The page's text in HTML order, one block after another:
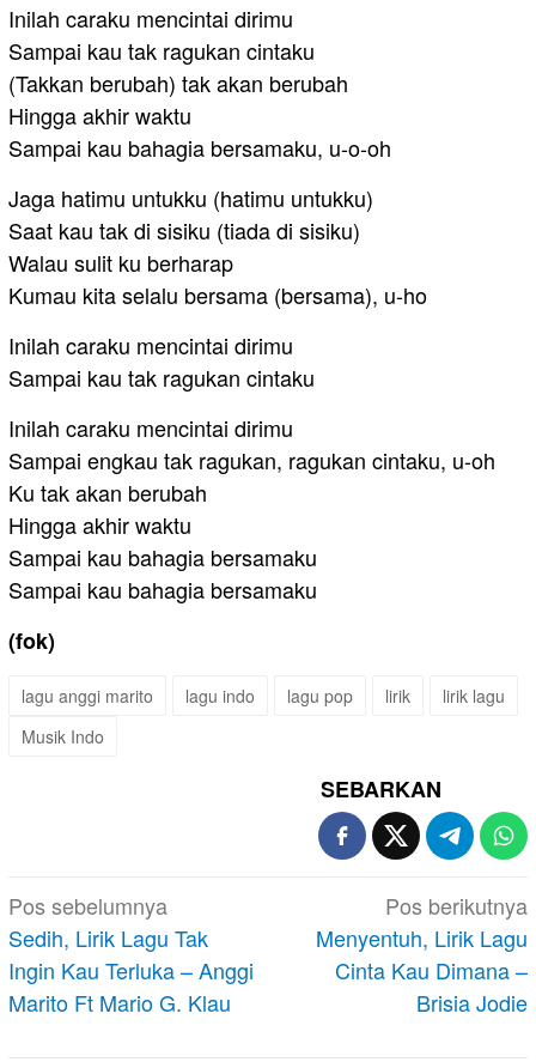
Inilah caraku mencintai dirimu
Sampai kau tak ragukan cintaku
(Takkan berubah) tak akan berubah
Hingga akhir waktu
Sampai kau bahagia bersamaku, u-o-oh
Jaga hatimu untukku (hatimu untukku)
Saat kau tak di sisiku (tiada di sisiku)
Walau sulit ku berharap
Kumau kita selalu bersama (bersama), u-ho
Inilah caraku mencintai dirimu
Sampai kau tak ragukan cintaku
Inilah caraku mencintai dirimu
Sampai engkau tak ragukan, ragukan cintaku, u-oh
Ku tak akan berubah
Hingga akhir waktu
Sampai kau bahagia bersamaku
Sampai kau bahagia bersamaku
(fok)
lagu anggi marito lagu indo lagu pop lirik
lirik lagu
Musik Indo
SEBARKAN
Navigasi
pos
Pos sebelumnya
Sedih, Lirik Lagu Tak
Ingin Kau Terluka – Anggi
Marito Ft Mario G. Klau
Pos berikutnya
Menyentuh, Lirik Lagu
Cinta Kau Dimana –
Brisia Jodie